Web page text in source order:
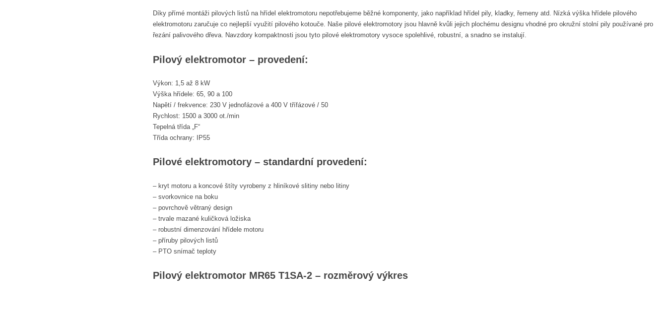
Díky přímé montáži pilových listů na hřídel elektromotoru nepotřebujeme běžné komponenty, jako například hřídel pily, kladky, řemeny atd. Nízká výška hřídele pilového
elektromotoru zaručuje co nejlepší využití pilového kotouče. Naše pilové elektromotory jsou hlavně kvůli jejich plochému designu vhodné pro okružní stolní pily používané pro
řezání palivového dřeva. Navzdory kompaktnosti jsou tyto pilové elektromotory vysoce spolehlivé, robustní, a snadno se instalují.
Pilový elektromotor – provedení:
Výkon: 1,5 až 8 kW
Výška hřídele: 65, 90 a 100
Napětí / frekvence: 230 V jednofázové a 400 V třífázové / 50
Rychlost: 1500 a 3000 ot./min
Tepelná třída „F“
Třída ochrany: IP55
Pilové elektromotory – standardní provedení:
– kryt motoru a koncové štíty vyrobeny z hliníkové slitiny nebo litiny
– svorkovnice na boku
– povrchově větraný design
– trvale mazané kuličková ložiska
– robustní dimenzování hřídele motoru
– příruby pilových listů
– PTO snímač teploty
Pilový elektromotor MR65 T1SA-2 – rozměrový výkres